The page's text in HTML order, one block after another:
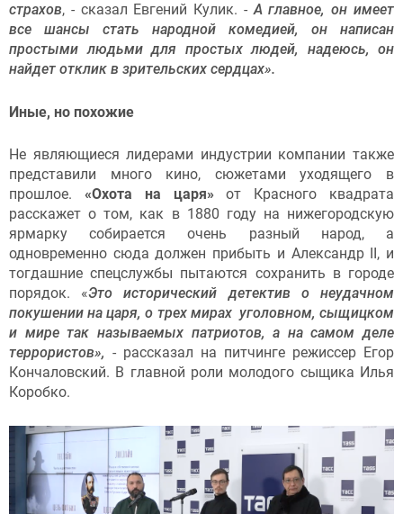
страхов, - сказал Евгений Кулик. -А главное, он имеет
все шансы стать народной комедией, он написан
простыми людьми для простых людей, надеюсь, он
найдет отклик в зрительских сердцах».
Иные, но похожие
Не являющиеся лидерами индустрии компании также
представили много кино, сюжетами уходящего в
прошлое. «Охота на царя» от Красного квадрата
расскажет о том, как в 1880 году на нижегородскую
ярмарку собирается очень разный народ, а
одновременно сюда должен прибыть и Александр II, и
тогдашние спецслужбы пытаются сохранить в городе
порядок. «Это исторический детектив о неудачном
покушении на царя, о трех мирах уголовном, сыщицком
и мире так называемых патриотов, а на самом деле
террористов», - рассказал на питчинге режиссер Егор
Кончаловский. В главной роли молодого сыщика Илья
Коробко.